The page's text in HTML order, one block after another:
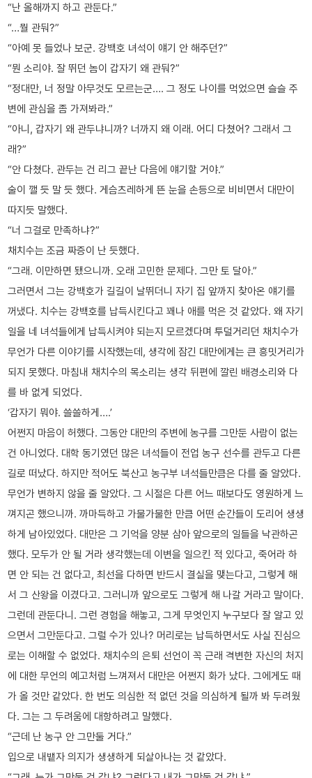
“난 올해까지 하고 관둔다.”
“…뭘 관둬?”
“아예 못 들었나 보군. 강백호 녀석이 얘기 안 해주던?”
“뭔 소리야. 잘 뛰던 놈이 갑자기 왜 관둬?”
“정대만, 너 정말 아무것도 모르는군…. 그 정도 나이를 먹었으면 슬슬 주
변에 관심을 좀 가져봐라.”
“아니, 갑자기 왜 관두냐니까? 너까지 왜 이래. 어디 다쳤어? 그래서 그
래?”
“안 다쳤다. 관두는 건 리그 끝난 다음에 얘기할 거야.”
술이 깰 듯 말 듯 했다. 게슴츠레하게 뜬 눈을 손등으로 비비면서 대만이
따지듯 말했다.
“너 그걸로 만족하냐?”
채치수는 조금 짜증이 난 듯했다.
“그래. 이만하면 됐으니까. 오래 고민한 문제다. 그만 토 달아.”
그러면서 그는 강백호가 길길이 날뛰더니 자기 집 앞까지 찾아온 얘기를
꺼냈다. 치수는 강백호를 납득시킨다고 꽤나 애를 먹은 것 같았다. 왜 자기
일을 네 녀석들에게 납득시켜야 되는지 모르겠다며 투덜거리던 채치수가
무언가 다른 이야기를 시작했는데, 생각에 잠긴 대만에게는 큰 흥밋거리가
되지 못했다. 마침내 채치수의 목소리는 생각 뒤편에 깔린 배경소리와 다
를 바 없게 되었다.
‘갑자기 뭐야. 쓸쓸하게….’
어쩐지 마음이 허했다. 그동안 대만의 주변에 농구를 그만둔 사람이 없는
건 아니었다. 대학 동기였던 많은 녀석들이 전업 농구 선수를 관두고 다른
길로 떠났다. 하지만 적어도 북산고 농구부 녀석들만큼은 다를 줄 알았다.
무언가 변하지 않을 줄 알았다. 그 시절은 다른 어느 때보다도 영원하게 느
껴지곤 했으니까. 까마득하고 가물가물한 만큼 어떤 순간들이 도리어 생생
하게 남아있었다. 대만은 그 기억을 양분 삼아 앞으로의 일들을 낙관하곤
했다. 모두가 안 될 거라 생각했는데 이변을 일으킨 적 있다고, 죽어라 하
면 안 되는 건 없다고, 최선을 다하면 반드시 결실을 맺는다고, 그렇게 해
서 그 산왕을 이겼다고. 그러니까 앞으로도 그렇게 해 나갈 거라고 말이다.
그런데 관둔다니. 그런 경험을 해놓고, 그게 무엇인지 누구보다 잘 알고 있
으면서 그만둔다고. 그럴 수가 있나? 머리로는 납득하면서도 사실 진심으
로는 이해할 수 없었다. 채치수의 은퇴 선언이 꼭 근래 격변한 자신의 처지
에 대한 무언의 예고처럼 느껴져서 대만은 어쩐지 화가 났다. 그에게도 때
가 올 것만 같았다. 한 번도 의심한 적 없던 것을 의심하게 될까 봐 두려웠
다. 그는 그 두려움에 대항하려고 말했다.
“근데 난 농구 안 그만둘 거다.”
입으로 내뱉자 의지가 생생하게 되살아나는 것 같았다.